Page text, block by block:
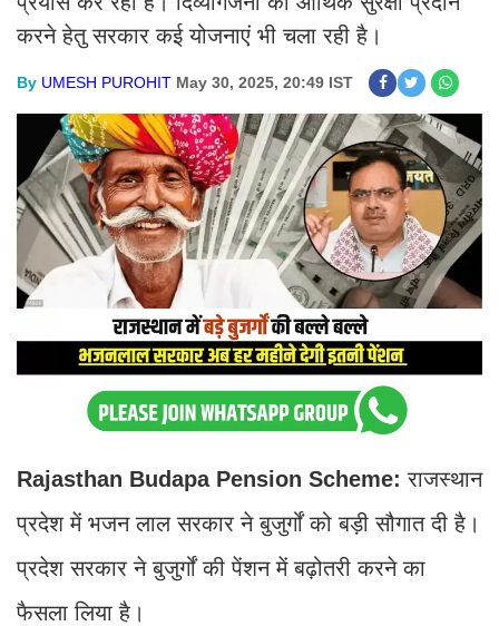
करने हेतु सरकार कई योजनाएं भी चला रही है।
By UMESH PUROHIT May 30, 2025, 20:49 IST
Rajasthan Budapa Pension Scheme:राजस्थान
प्रदेश में भजन लाल सरकार ने बुजुर्गों को बड़ी सौगात दी है।
प्रदेश सरकार ने बुजुर्गों की पेंशन में बढ़ोतरी करने का
फैसला लिया है।